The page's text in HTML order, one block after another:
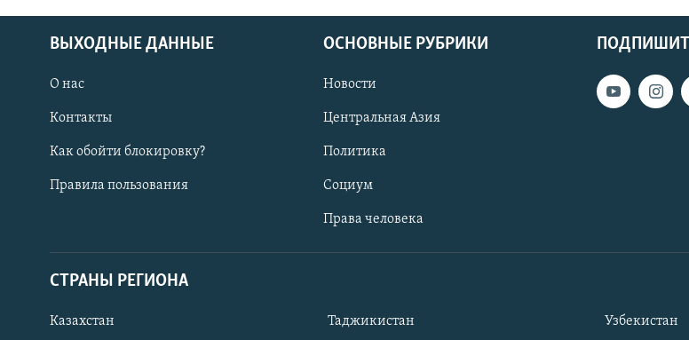
ВЫХОДНЫЕ ДАННЫЕ
О нас
Контакты
Как обойти блокировку?
Правила пользования
ОСНОВНЫЕ РУБРИКИ
Новости
Центральная Азия
Политика
Социум
Права человека
СТРАНЫ РЕГИОНА
Казахстан Таджикистан Узбекистан